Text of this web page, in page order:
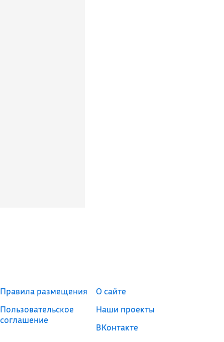
Правила размещения
Пользовательское
соглашение
О сайте
Наши проекты
ВКонтакте